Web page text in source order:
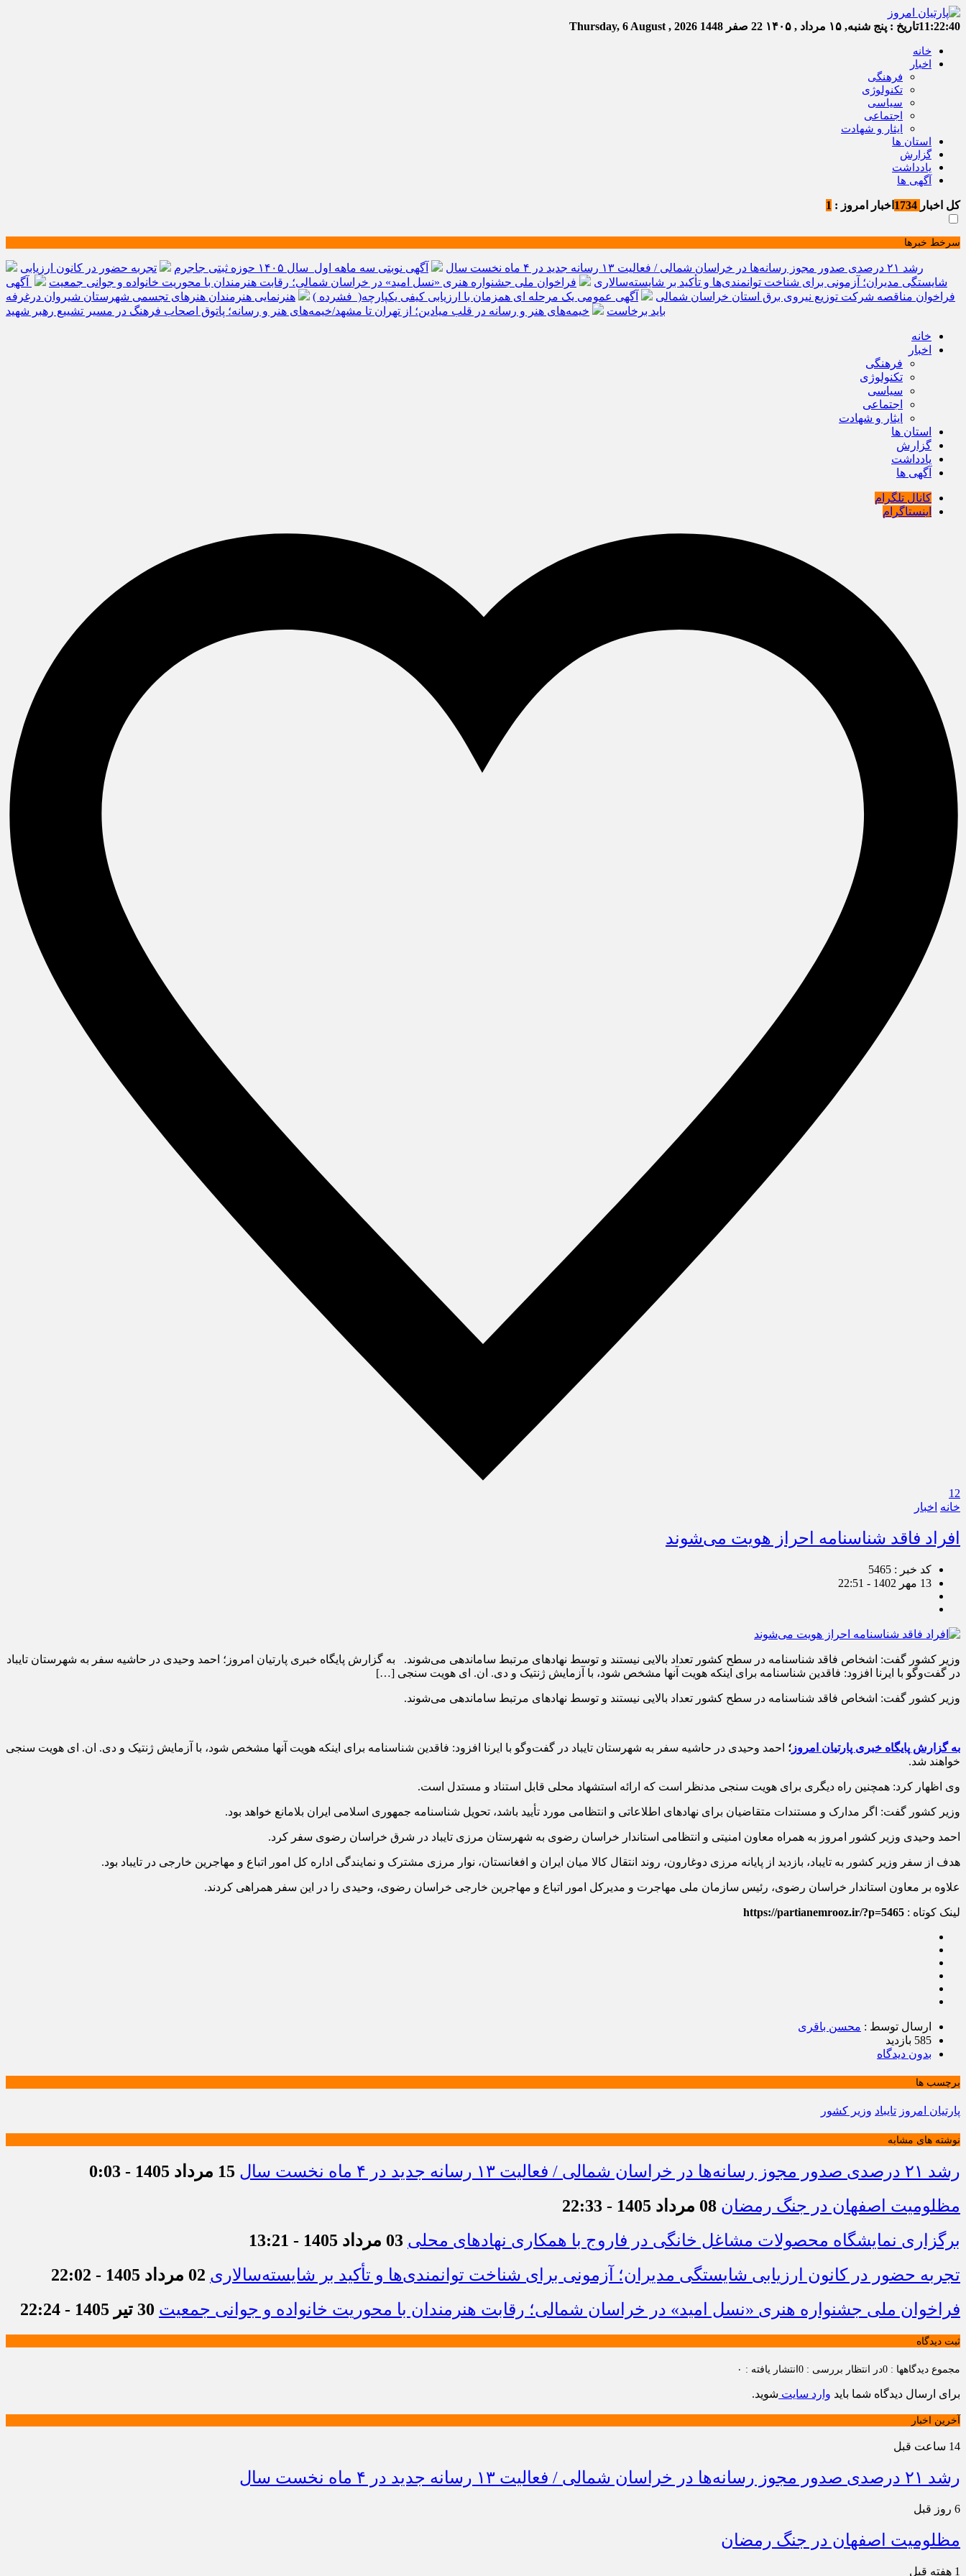
11:22:41تاریخ : پنج شنبه, ۱۵ مرداد , ۱۴۰۵ 22 صفر 1448
خانه
اخبار
فرهنگی
تکنولوژی
سیاسی
اجتماعی
ایثار و شهادت
استان ها
گزارش
یادداشت
آگهی ها
کل اخبار اخبار امروز : 1
سرخط خبرها
رشد ۲۱ درصدی صدور مجوز رسانه‌ها در خراسان شمالی / فعالیت ۱۳ رسانه جدید در ۴ ماه نخست سال آگهی نوبتی سه ماهه اول سال ۱۴۰۵ حوزه ثبتی جاجرم
تجربه حضور در کانون ارزیابی
شایستگی مدیران؛ آزمونی برای شناخت توانمندی‌ها و تأکید بر شایسته‌سالاری
فراخوان ملی جشنواره هنری «نسل امید» در خراسان شمالی؛ رقابت هنرمندان با محوریت خانواده و جوانی جمعیت
آگهی
فراخوان مناقصه شرکت توزیع نیروی برق استان خراسان شمالی
آگهی عمومی یک مرحله ای همزمان با ارزیابی کیفی یکپارچه( فشرده )
هنرنمایی هنرمندان هنرهای تجسمی شهرستان شیروان درغرفه
باید برخاست
خیمه‌های هنر و رسانه در قلب میادین؛ از تهران تا مشهد/خیمه‌های هنر و رسانه؛ پاتوق اصحاب فرهنگ در مسیر تشییع رهبر شهید
خانه
اخبار
فرهنگی
تکنولوژی
سیاسی
اجتماعی
ایثار و شهادت
استان ها
گزارش
یادداشت
آگهی ها
کانال تلگرام
اینستاگرام
12
خانه اخبار
افراد فاقد شناسنامه احراز هویت می‌شوند
کد خبر : 5465
13 مهر 1402 - 22:51
وزیر کشور گفت: اشخاص فاقد شناسنامه در سطح کشور تعداد بالایی نیستند و توسط نهادهای مرتبط ساماندهی می‌شوند. به گزارش پایگاه خبری پارتیان امروز؛ احمد وحیدی در حاشیه سفر به شهرستان تایباد
در گفت‌وگو با ایرنا افزود: فاقدین شناسنامه برای اینکه هویت آنها مشخص شود، با آزمایش ژنتیک و دی. ان. ای هویت سنجی […]
وزیر کشور گفت: اشخاص فاقد شناسنامه در سطح کشور تعداد بالایی نیستند و توسط نهادهای مرتبط ساماندهی می‌شوند.
به گزارش پایگاه خبری پارتیان امروز ؛ احمد وحیدی در حاشیه سفر به شهرستان تایباد در گفت‌وگو با ایرنا افزود: فاقدین شناسنامه برای اینکه هویت آنها مشخص شود، با آزمایش ژنتیک و دی. ان. ای هویت سنجی
خواهند شد.
وی اظهار کرد: همچنین راه دیگری برای هویت سنجی مدنظر است که ارائه استشهاد محلی قابل استناد و مستدل است.
وزیر کشور گفت: اگر مدارک و مستندات متقاضیان برای نهادهای اطلاعاتی و انتظامی مورد تأیید باشد، تحویل شناسنامه جمهوری اسلامی ایران بلامانع خواهد بود.
احمد وحیدی وزیر کشور امروز به همراه معاون امنیتی و انتظامی استاندار خراسان رضوی به شهرستان مرزی تایباد در شرق خراسان رضوی سفر کرد.
هدف از سفر وزیر کشور به تایباد، بازدید از پایانه مرزی دوغارون، روند انتقال کالا میان ایران و افغانستان، نوار مرزی مشترک و نمایندگی اداره کل امور اتباع و مهاجرین خارجی در تایباد بود.
علاوه بر معاون استاندار خراسان رضوی، رئیس سازمان ملی مهاجرت و مدیرکل امور اتباع و مهاجرین خارجی خراسان رضوی، وحیدی را در این سفر همراهی کردند.
لینک کوتاه : https://partianemrooz.ir/?p=5465
ارسال توسط : محسن باقری
585 بازدید
بدون دیدگاه
برچسب ها
پارتیان امروز تایباد وزیر کشور
نوشته های مشابه
رشد ۲۱ درصدی صدور مجوز رسانه‌ها در خراسان شمالی / فعالیت ۱۳ رسانه جدید در ۴ ماه نخست سال
15 مرداد 1405 - 0:03
مظلومیت اصفهان در جنگ رمضان 08 مرداد 1405 - 22:33
برگزاری نمایشگاه محصولات مشاغل خانگی در فاروج با همکاری نهادهای محلی 03 مرداد 1405 - 13:21
تجربه حضور در کانون ارزیابی شایستگی مدیران؛ آزمونی برای شناخت توانمندی‌ها و تأکید بر شایسته‌سالاری 02 مرداد 1405 - 22:02
فراخوان ملی جشنواره هنری «نسل امید» در خراسان شمالی؛ رقابت هنرمندان با محوریت خانواده و جوانی جمعیت 30 تیر 1405 - 22:24
ثبت دیدگاه
مجموع دیدگاهها : 0 در انتظار بررسی : 0 انتشار یافته : ۰
برای ارسال دیدگاه شما باید وارد سایت شوید.
آخرین اخبار
14 ساعت قبل
رشد ۲۱ درصدی صدور مجوز رسانه‌ها در خراسان شمالی / فعالیت ۱۳ رسانه جدید در ۴ ماه نخست سال
6 روز قبل
مظلومیت اصفهان در جنگ رمضان
1 هفته قبل